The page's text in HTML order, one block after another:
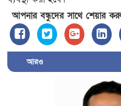
আপনার বন্ধুদের সাথে শেয়ার
আরও